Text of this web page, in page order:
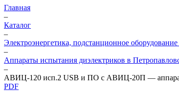
Главная
–
Каталог
–
Электроэнергетика, подстанционное
–
Аппараты испытания диэлектриков в
–
АВИЦ-120 исп.2 USB и ПО c АВИЦ-20П — аппарат
PDF